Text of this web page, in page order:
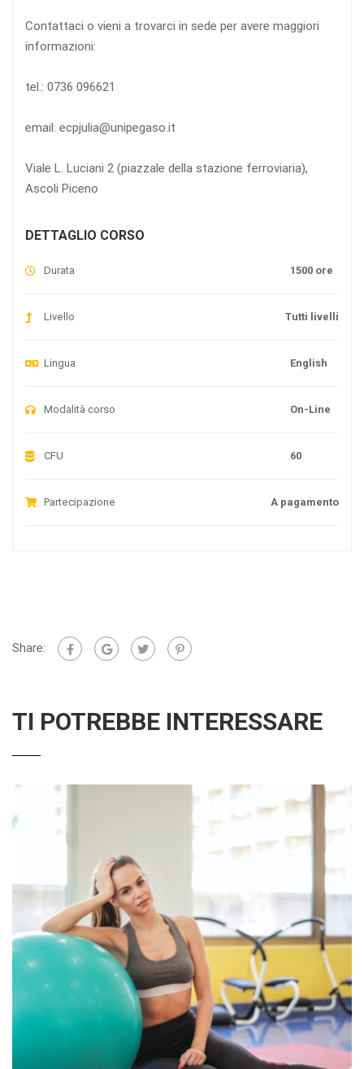
Contattaci o vieni a trovarci in sede per avere maggiori
informazioni:
tel.: 0736 096621
email: ecpjulia@unipegaso.it
Viale L. Luciani 2 (piazzale della stazione ferroviaria),
Ascoli Piceno
DETTAGLIO CORSO
Durata 1500 ore
Livello Tutti livelli
Lingua English
Modalità corso On-Line
CFU 60
Partecipazione A pagamento
Share:
TI POTREBBE INTERESSARE